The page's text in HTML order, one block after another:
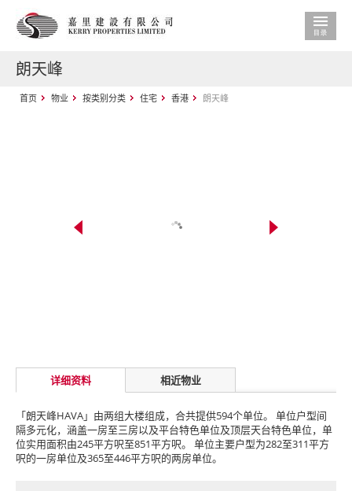
朗天峰
首页 物业 按类别分类 住宅 香港 朗天峰
详细资料 相近物业
「朗天峰HAVA」由两组大楼组成，合共提供594个单位。 单位户型间
隔多元化，涵盖一房至三房以及平台特色单位及顶层天台特色单位，单
位实用面积由245平方呎至851平方呎。 单位主要户型为282至311平方
呎的一房单位及365至446平方呎的两房单位。